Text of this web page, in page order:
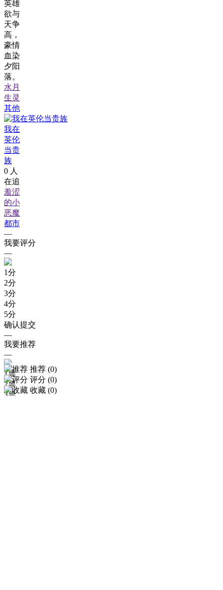
推荐 (0)
评分 (0)
收藏 (0)
英雄
欲与
天争
高，
豪情
血染
夕阳
落。
水月
生灵
其他
我在
英伦
当贵
族
0 人
在追
羞涩
的小
恶魔
都市
—
我要评分
—
1分
2分
3分
4分
5分
确认提交
—
我要推荐
—
1票
2票
3票